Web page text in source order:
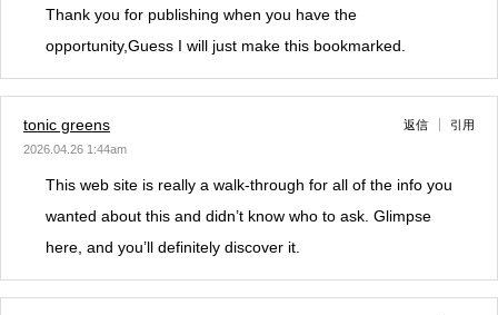
Thank you for publishing when you have the
opportunity,Guess I will just make this bookmarked.
tonic greens
2026.04.26 1:44am
返信 引用
This web site is really a walk-through for all of the info you
wanted about this and didn’t know who to ask. Glimpse
here, and you’ll definitely discover it.